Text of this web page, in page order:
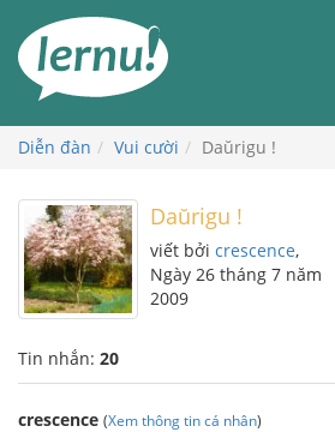
đến
phần
dung
Diễn đàn Vui cười Daŭrigu !
Daŭrigu !
viết bởi crescence,
Ngày 26 tháng 7 năm
2009
Tin nhắn: 20
crescence (Xem thông tin cá nhân)